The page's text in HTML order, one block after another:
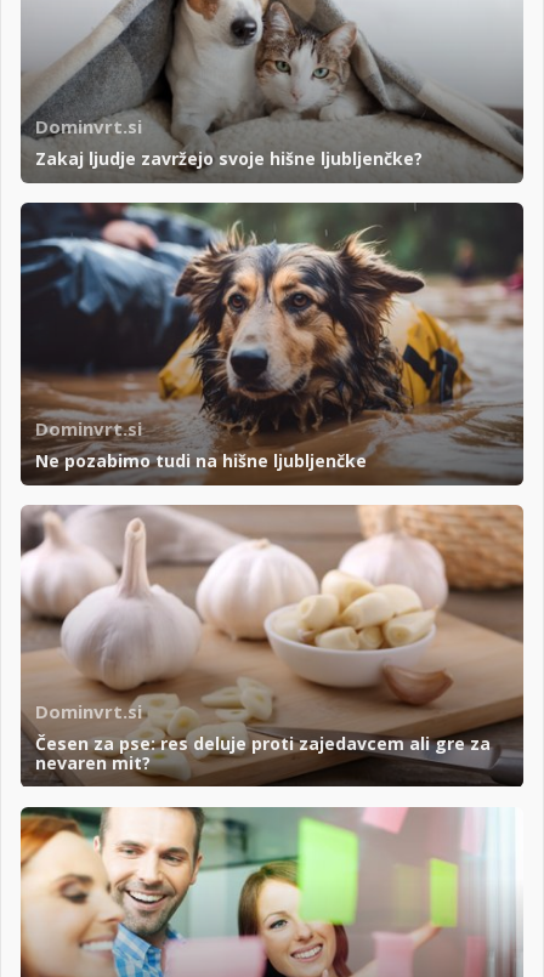
Dominvrt.si
Zakaj ljudje zavržejo svoje hišne ljubljenčke?
Dominvrt.si
Ne pozabimo tudi na hišne ljubljenčke
Dominvrt.si
Česen za pse: res deluje proti zajedavcem ali gre za
nevaren mit?